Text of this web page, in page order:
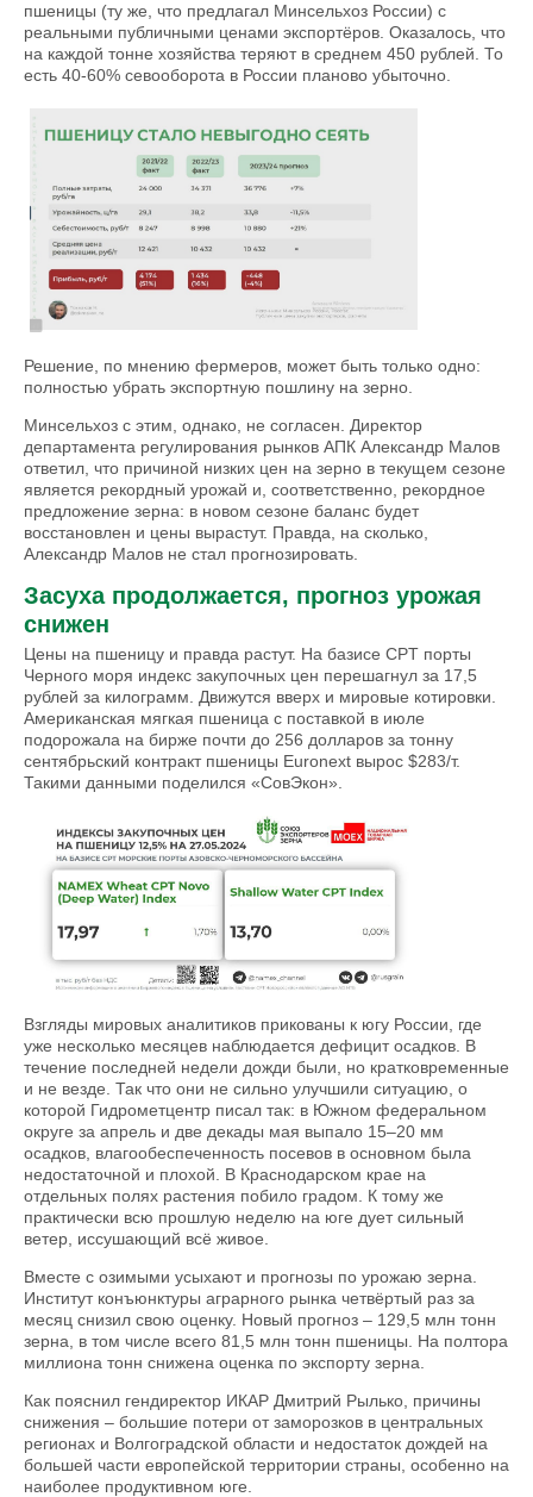
пшеницы (ту же, что предлагал Минсельхоз России) с
реальными публичными ценами экспортёров. Оказалось, что
на каждой тонне хозяйства теряют в среднем 450 рублей. То
есть 40-60% севооборота в России планово убыточно.
Решение, по мнению фермеров, может быть только одно:
полностью убрать экспортную пошлину на зерно.
Минсельхоз с этим, однако, не согласен. Директор
департамента регулирования рынков АПК Александр Малов
ответил, что причиной низких цен на зерно в текущем сезоне
является рекордный урожай и, соответственно, рекордное
предложение зерна: в новом сезоне баланс будет
восстановлен и цены вырастут. Правда, на сколько,
Александр Малов не стал прогнозировать.
Засуха продолжается, прогноз урожая
снижен
Цены на пшеницу и правда растут. На базисе CPT порты
Черного моря индекс закупочных цен перешагнул за 17,5
рублей за килограмм. Движутся вверх и мировые котировки.
Американская мягкая пшеница с поставкой в июле
подорожала на бирже почти до 256 долларов за тонну
сентябрьский контракт пшеницы Euronext вырос $283/т.
Такими данными поделился «СовЭкон».
Взгляды мировых аналитиков прикованы к югу России, где
уже несколько месяцев наблюдается дефицит осадков. В
течение последней недели дожди были, но кратковременные
и не везде. Так что они не сильно улучшили ситуацию, о
которой Гидрометцентр писал так: в Южном федеральном
округе за апрель и две декады мая выпало 15–20 мм
осадков, влагообеспеченность посевов в основном была
недостаточной и плохой. В Краснодарском крае на
отдельных полях растения побило градом. К тому же
практически всю прошлую неделю на юге дует сильный
ветер, иссушающий всё живое.
Вместе с озимыми усыхают и прогнозы по урожаю зерна.
Институт конъюнктуры аграрного рынка четвёртый раз за
месяц снизил свою оценку. Новый прогноз – 129,5 млн тонн
зерна, в том числе всего 81,5 млн тонн пшеницы. На полтора
миллиона тонн снижена оценка по экспорту зерна.
Как пояснил гендиректор ИКАР Дмитрий Рылько, причины
снижения – большие потери от заморозков в центральных
регионах и Волгоградской области и недостаток дождей на
большей части европейской территории страны, особенно на
наиболее продуктивном юге.